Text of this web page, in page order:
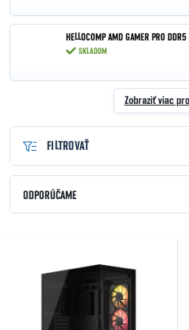
HELLOCOMP AMD GAMER PRO
SKLADOM
Zobraziť viac
FILTROVAŤ
Radenie
ODPORÚČAME
NAJDRAHŠIE
NAJPREDÁVANEJŠIE
Výpis